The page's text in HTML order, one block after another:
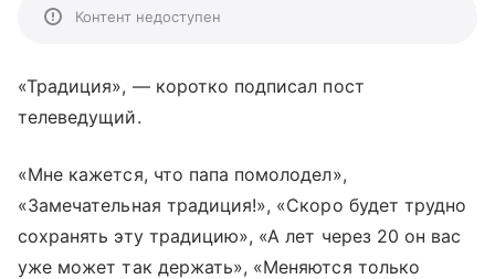
Контент недоступен
«Традиция», — коротко подписал пост
телеведущий.
«Мне кажется, что папа помолодел»,
«Замечательная традиция!», «Скоро будет трудно
сохранять эту традицию», «А лет через 20 он вас
уже может так держать», «Меняются только